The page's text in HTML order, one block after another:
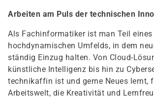
Arbeiten am Puls der technischen
Als Fachinformatiker ist man Teil eines
hochdynamischen Umfelds, in dem
ständig Einzug halten. Von Cloud-
künstliche Intelligenz bis hin zu
technikaffin ist und gerne Neues lernt,
Arbeitswelt, die Kreativität und